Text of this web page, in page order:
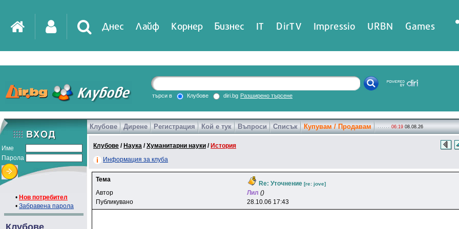
Днес Лайф Корнер Бизнес IT DirTV Impressio URBN Games
търси в Клубове diri.bg Разширено търсене
Име
Парола
• Нов потребител
• Забравена парола
Клубове
Клубове Дирене Регистрация Кой е тук Въпроси Списък Купувам / Продавам 06:19 08.08.26
Клубове / Наука /Хуманитарни науки / История
Информация за клуба
Тема
Re: Уточнение [re: jove]
Автор Лил ()
Публикувано
28.10.06 17:43